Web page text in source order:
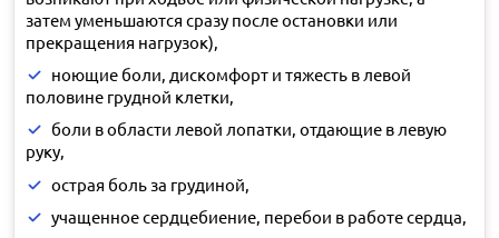
затем уменьшаются сразу после остановки или
прекращения нагрузок),
ноющие боли, дискомфорт и тяжесть в левой
половине грудной клетки,
боли в области левой лопатки, отдающие в левую
руку,
острая боль за грудиной,
учащенное сердцебиение, перебои в работе сердца,